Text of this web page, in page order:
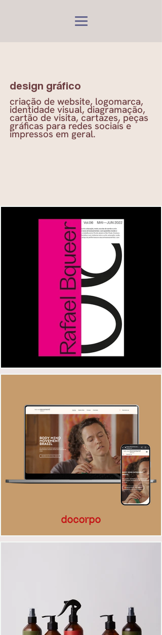
design gráfico
criação de website, logomarca,
identidade visual, diagramação,
cartão de visita, cartazes, peças
gráficas para redes sociais e
impressos em geral.